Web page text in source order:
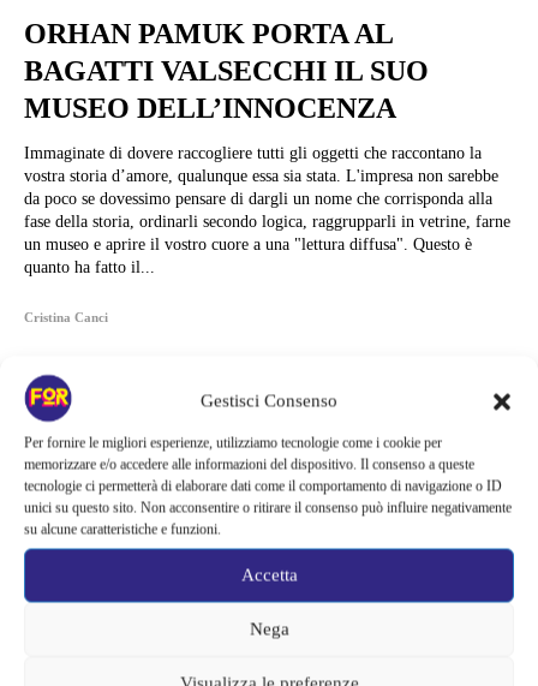
Gestisci Consenso
Per fornire le migliori esperienze, utilizziamo tecnologie come i cookie per
memorizzare e/o accedere alle informazioni del dispositivo. Il consenso a queste
tecnologie ci permetterà di elaborare dati come il comportamento di navigazione o ID
unici su questo sito. Non acconsentire o ritirare il consenso può influire negativamente
su alcune caratteristiche e funzioni.
Accetta
Nega
ORHAN PAMUK PORTA AL
BAGATTI VALSECCHI IL SUO
MUSEO DELL’INNOCENZA
Immaginate di dovere raccogliere tutti gli oggetti che raccontano la
vostra storia d’amore, qualunque essa sia stata. L'impresa non sarebbe
da poco se dovessimo pensare di dargli un nome che corrisponda alla
fase della storia, ordinarli secondo logica, raggrupparli in vetrine, farne
un museo e aprire il vostro cuore a una "lettura diffusa". Questo è
quanto ha fatto il...
Cristina Canci